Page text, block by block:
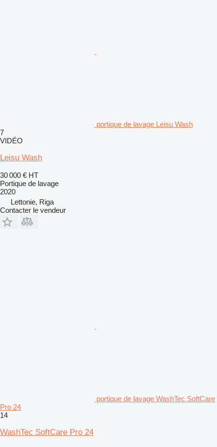
portique de lavage Leisu Wash
7
VIDÉO
Leisu Wash
30 000 € HT
Portique de lavage
2020
Lettonie, Riga
Contacter le vendeur
portique de lavage WashTec SoftCare
Pro 24
14
WashTec SoftCare Pro 24